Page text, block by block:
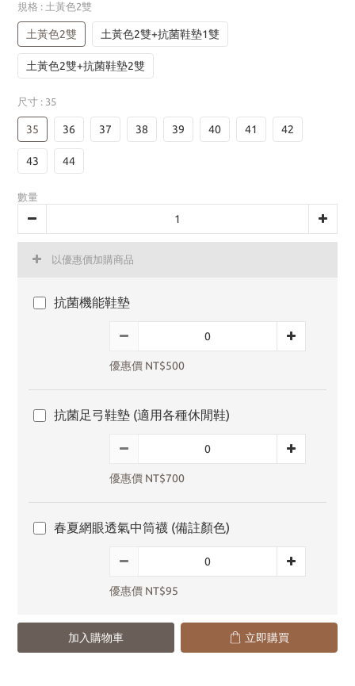
規格 : 土黃色2雙
土黃色2雙 土黃色2雙+抗菌鞋墊1雙
土黃色2雙+抗菌鞋墊2雙
尺寸 : 35
35 36 37 38 39 40 41 42
43 44
數量
以優惠價加購商品
抗菌機能鞋墊
優惠價 NT$500
抗菌足弓鞋墊 (適用各種休閒鞋)
優惠價 NT$700
春夏網眼透氣中筒襪 (備註顏色)
優惠價 NT$95
加入購物車 立即購買